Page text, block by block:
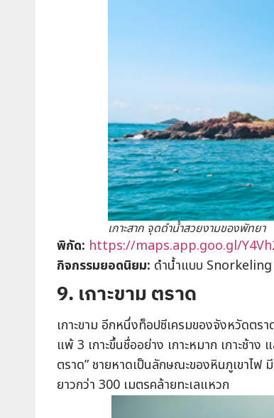
เกาะสาก จุดดำน้ำสวยงามของพัทยา
พิกัด: https://maps.app.goo.gl/
กิจกรรมยอดนิยม: ดำน้ำแบบ Snorkeling
9. เกาะขาม ตราด
เกาะขาม อีกหนึ่งท็อปซีเครมของจังหวัดตร
แพ้ 3 เกาะขึ้นชื่ออย่าง เกาะหมาก เกาะช้าง
ตราด” ชายหาดเป็นลักษณะของหินภูเขาไฟ
ยาวกว่า 300 เมตรคล้ายทะเลแหวก